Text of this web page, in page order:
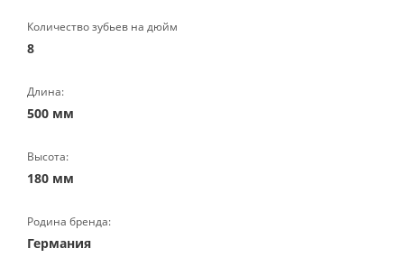
Количество зубьев на дюйм
8
Длина:
500 мм
Высота:
180 мм
Родина бренда:
Германия